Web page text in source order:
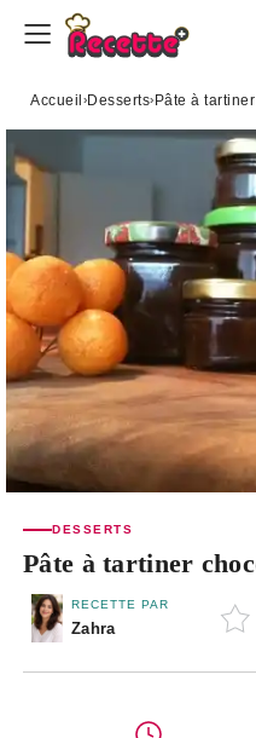
Accueil ›Desserts› Pâte à
DESSERTS
Pâte à tartiner
RECETTE PAR
Zahra